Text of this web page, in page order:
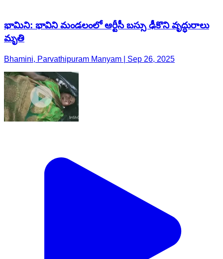
భామిని: భావిని మండలంలో ఆర్టీసీ బస్సు ఢీకొని వృద్ధురాలు
మృతి
Bhamini, Parvathipuram Manyam | Sep 26, 2025